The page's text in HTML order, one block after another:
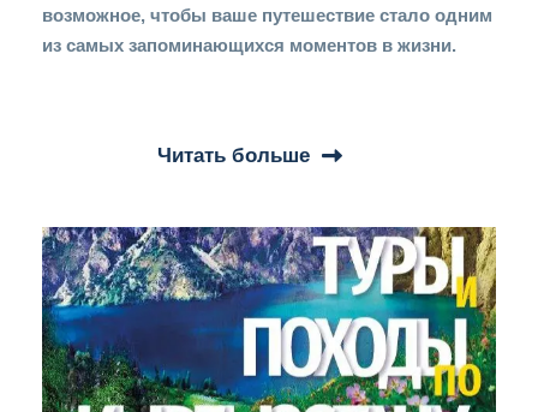
возможное, чтобы ваше путешествие стало одним
из самых запоминающихся моментов в жизни.
Читать больше